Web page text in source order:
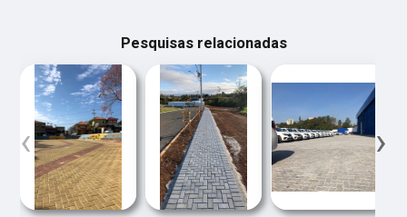
Pesquisas relacionadas
‹ ›